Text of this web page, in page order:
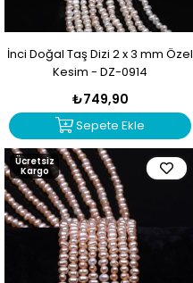
İnci Doğal Taş Dizi 2 x 3 mm Özel
Kesim - DZ-0914
₺749,90
Sepete Ekle
Ücretsiz
Kargo